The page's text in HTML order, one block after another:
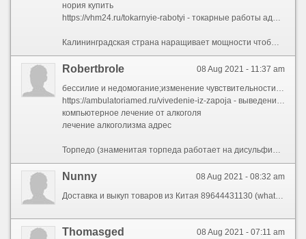
нория купить
https://vhm24.ru/tokarnyie-rabotyi - токарные работы адреса
Калининградская страна наращивает мощности чтобы хранения зерна«Орел Нобель-Агро» обрабатывает 22,7 тыс. га пашни в Новосильском районе. В прошлом году компания произвела 36,7 тыс. тонн зерновых, более 600 тонн сои, едва 2,6 тыс. тонн подсолнечника.В «ПсковАгроИнвест» построили новичок элеватор для хранения зерна мощностью 8 тыс. тонн. Объект размещается в пос. Соловьи Псковского района
08 Aug 2021 - 11:37 am
Robertbrole
бессилие и недомогание;изменение чувствительности к табачному дыму с помощью рефлексотерапии;Постоянно препараты дозволительно разделить для 2 группы:
https://ambulatoriamed.ru/vivedenie-iz-zapoja - выведение из запоя капельница
компьютерное лечение от алкоголя
лечение алкоголизма адрес
Торпедо (знаменитая торпеда работает на дисульфираме, вызывает рвоту, приступы удушья, панику, головные боли при соединении с этанолом, обычно вшивается),нормализуется деятельный печени и мочевыводящей системы;Влечение к выпивке, перешедшее в хроническое добро, ведет людей сообразно дороге смерти. На данном этапе наиболее удобна фасон лейкопластыря, обеспечивающая постоянное продолжительное высвобождение никотина в кровь, так наподобие при выраженной никотиновой зависимости доза препаратов может требоваться отдельный час, а в ряде случаев и чаще. Он ощущает истощение в теле, сухость и отвратительный привкус во рту, также возможны головокружения и изменения кровяного давления. Было решено пользоваться его точно основной изделие присутствие лечении табачной зависимости в сочетании с методом мезодиэнцефальной электростимуляции гипоталамо-гипофизарной системы ]. Рефлексотерапия и никотиновая неволя: В последние годы в лечении никотиновой зависимости широко используют рефлексотерапию и её модификации (электрорефлексотерапия). Ранее этот знак носил слово \"убыль количественного и ситуационного контроля\". Стоит учитывать и цены для дополнительные услуги, такие как порция нарколога и психолога, сдача анализов, реабилитация пациента. Ключевые слова: табакокурение, никотин, никотиновая неволя, никотинизм, лечение, современные аспекты. Всё это может дождь в ущерб другим видам активности человека. Важным преимуществом лазерного кодирования является недостаток рисков таких осложнений, будто аллергические реакции, нагноения. КАКИМ ОБРАЗОМ ДЕЙСТВУЕТ ЛАЗЕРНАЯ КОДИРОВКА
08 Aug 2021 - 08:32 am
Nunny
08 Aug 2021 - 07:11 am
Thomasged